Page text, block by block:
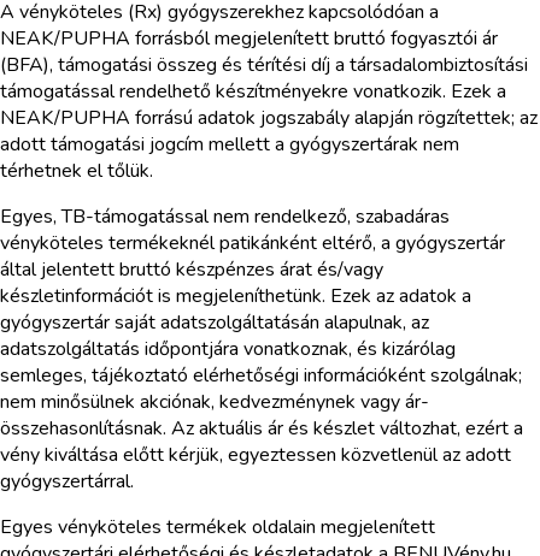
A vényköteles (Rx) gyógyszerekhez kapcsolódóan a
NEAK/PUPHA forrásból megjelenített bruttó fogyasztói ár
(BFA), támogatási összeg és térítési díj a társadalombiztosítási
támogatással rendelhető készítményekre vonatkozik. Ezek a
NEAK/PUPHA forrású adatok jogszabály alapján rögzítettek; az
adott támogatási jogcím mellett a gyógyszertárak nem
térhetnek el tőlük.
Egyes, TB-támogatással nem rendelkező, szabadáras
vényköteles termékeknél patikánként eltérő, a gyógyszertár
által jelentett bruttó készpénzes árat és/vagy
készletinformációt is megjeleníthetünk. Ezek az adatok a
gyógyszertár saját adatszolgáltatásán alapulnak, az
adatszolgáltatás időpontjára vonatkoznak, és kizárólag
semleges, tájékoztató elérhetőségi információként szolgálnak;
nem minősülnek akciónak, kedvezménynek vagy ár-
összehasonlításnak. Az aktuális ár és készlet változhat, ezért a
vény kiváltása előtt kérjük, egyeztessen közvetlenül az adott
gyógyszertárral.
Egyes vényköteles termékek oldalain megjelenített